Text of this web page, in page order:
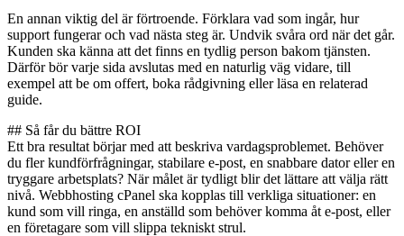
En annan viktig del är förtroende. Förklara vad som ingår, hur
support fungerar och vad nästa steg är. Undvik svåra ord när det går.
Kunden ska känna att det finns en tydlig person bakom tjänsten.
Därför bör varje sida avslutas med en naturlig väg vidare, till
exempel att be om offert, boka rådgivning eller läsa en relaterad
guide.
## Så får du bättre ROI
Ett bra resultat börjar med att beskriva vardagsproblemet. Behöver
du fler kundförfrågningar, stabilare e-post, en snabbare dator eller en
tryggare arbetsplats? När målet är tydligt blir det lättare att välja rätt
nivå. Webbhosting cPanel ska kopplas till verkliga situationer: en
kund som vill ringa, en anställd som behöver komma åt e-post, eller
en företagare som vill slippa tekniskt strul.